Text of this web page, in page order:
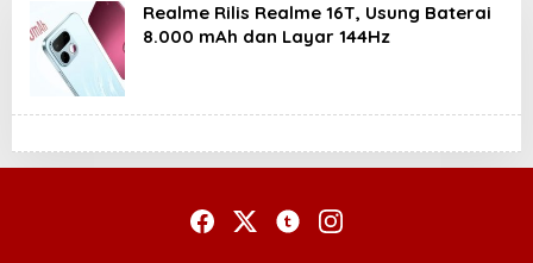
Realme Rilis Realme 16T, Usung Baterai
8.000 mAh dan Layar 144Hz